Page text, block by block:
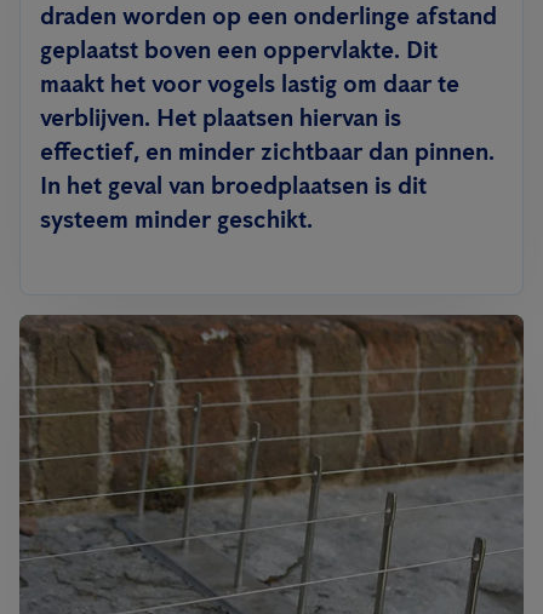
draden worden op een onderlinge afstand
geplaatst boven een oppervlakte. Dit
maakt het voor vogels lastig om daar te
verblijven. Het plaatsen hiervan is
effectief, en minder zichtbaar dan pinnen.
In het geval van broedplaatsen is dit
systeem minder geschikt.